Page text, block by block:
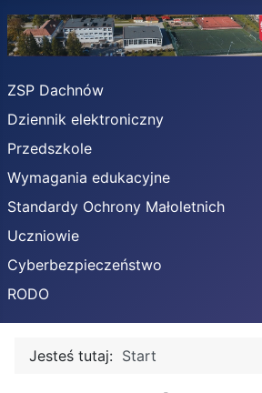
ZSP Dachnów
Dziennik elektroniczny
Przedszkole
Wymagania edukacyjne
Standardy Ochrony Małoletnich
Uczniowie
Cyberbezpieczeństwo
RODO
Jesteś tutaj: Start